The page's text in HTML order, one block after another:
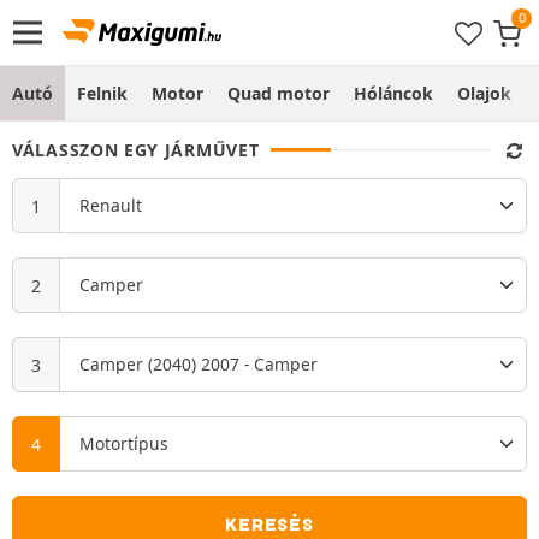
Autó Felnik Motor Quad motor Hóláncok Olajok
VÁLASSZON EGY JÁRMŰVET
KERESÉS